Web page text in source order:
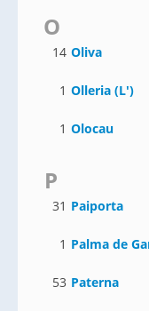
O
14 Oliva
1 Olleria (L')
1 Olocau
P
31 Paiporta
1 Palma de
53 Paterna